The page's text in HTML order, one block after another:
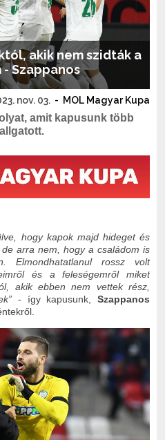
akik nem szidták a
Szappanos
nov. 03. - MOL Magyar Kupa
amit kapusunk több
hogy kapok majd hideget és
arra nem, hogy a családom is
Elmondhatatlanul rossz volt
és a feleségemről miket
akik ebben nem vettek rész,
- így kapusunk,Szappanos